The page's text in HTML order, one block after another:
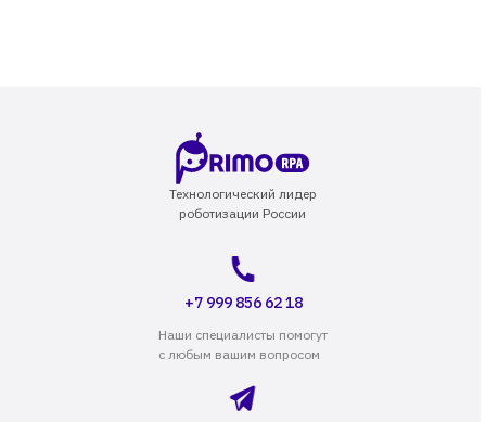
Технологический лидер
роботизации России
+7 999 856 62 18
Наши специалисты помогут
с любым вашим вопросом